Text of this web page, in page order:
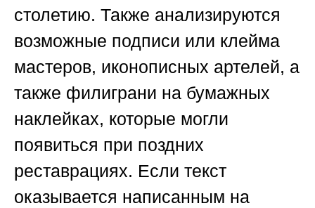
столетию. Также анализируются
возможные подписи или клейма
мастеров, иконописных артелей, а
также филиграни на бумажных
наклейках, которые могли
появиться при поздних
реставрациях. Если текст
оказывается написанным на